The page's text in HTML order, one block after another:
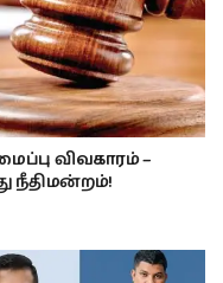
விவகாரம் –
நீதிமன்றம்!